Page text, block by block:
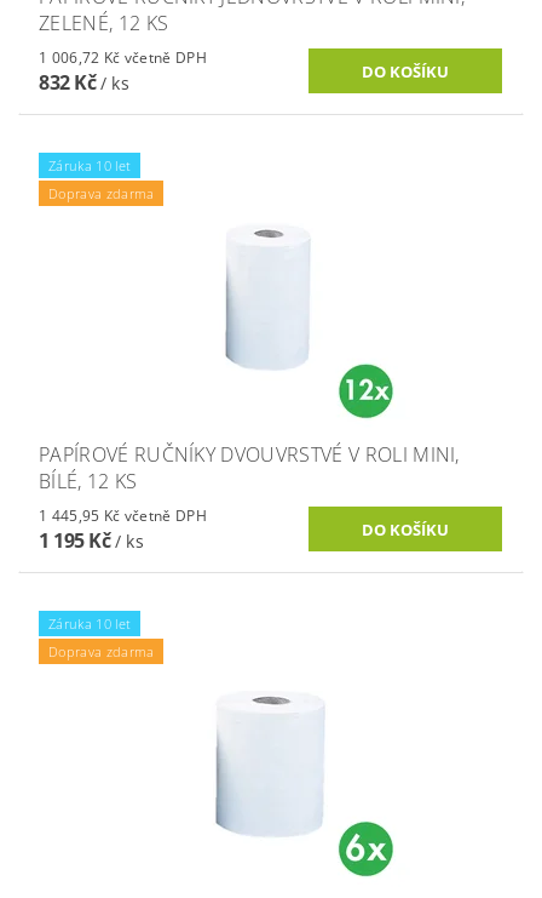
ZELENÉ, 12 KS
1 006,72 Kč včetně DPH
832 Kč/ ks
Záruka 10 let
Doprava zdarma
PAPÍROVÉ RUČNÍKY DVOUVRSTVÉ V ROLI MINI,
BÍLÉ, 12 KS
1 445,95 Kč včetně DPH
1 195 Kč/ ks
Záruka 10 let
Doprava zdarma